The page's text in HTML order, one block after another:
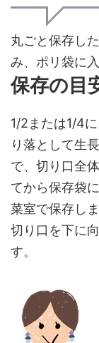
丸ごと保存し
み、ポリ袋に
保存の目
1/2または1/4
り落として生
で、切り口全
てから保存袋
菜室で保存しま
切り口を下に向
す。